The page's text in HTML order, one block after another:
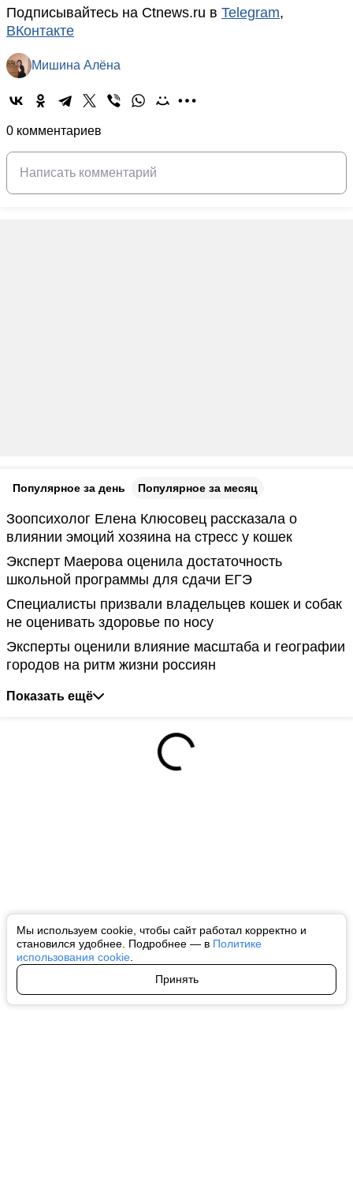
Мы используем cookie, чтобы сайт работал корректно и
становился удобнее. Подробнее — в Политике
использования cookie
Принять
Подписывайтесь на Ctnews.ru в Telegram,
ВКонтакте
Мишина Алёна
0 комментариев
Популярное за день Популярное за месяц
Зоопсихолог Елена Клюсовец рассказала о
влиянии эмоций хозяина на стресс у кошек
Эксперт Маерова оценила достаточность
школьной программы для сдачи ЕГЭ
Специалисты призвали владельцев кошек и собак
не оценивать здоровье по носу
Эксперты оценили влияние масштаба и географии
городов на ритм жизни россиян
Показать ещё